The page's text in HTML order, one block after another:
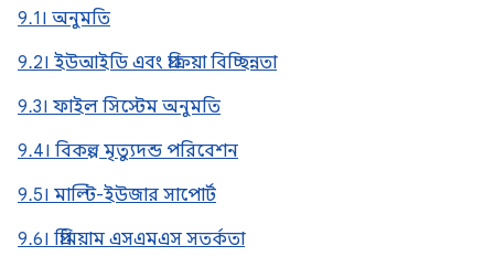
9.1। অনুমতি
9.2। ইউআইডি এবং প্রক্রিয়া বিচ্ছিন্নতা
9.3। ফাইল সিস্টেম অনুমতি
9.4। বিকল্প মৃত্যুদন্ড পরিবেশন
9.5। মাল্টি-ইউজার সাপোর্ট
9.6। প্রিমিয়াম এসএমএস সতর্কতা